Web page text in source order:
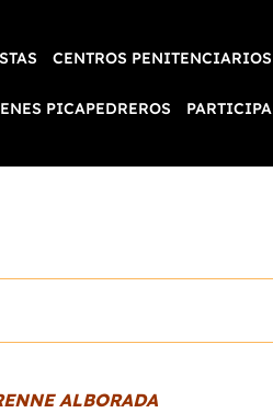
CENTROS PENITENCIARIOS
PICAPEDREROS PARTICIPA
ALBORADA